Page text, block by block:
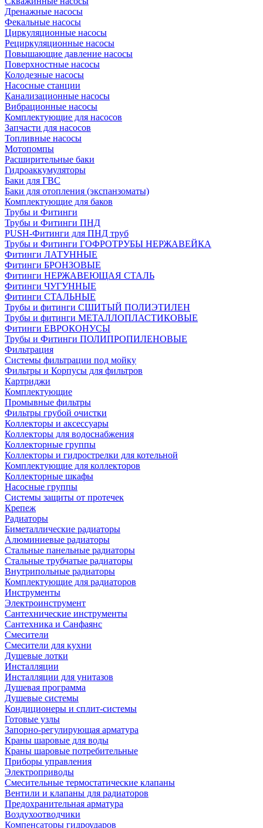
Дренажные насосы
Фекальные насосы
Циркуляционные насосы
Рециркуляционные насосы
Повышающие давление насосы
Поверхностные насосы
Колодезные насосы
Насосные станции
Канализационные насосы
Вибрационные насосы
Комплектующие для насосов
Запчасти для насосов
Топливные насосы
Мотопомпы
Расширительные баки
Гидроаккумуляторы
Баки для ГВС
Баки для отопления (экспанзоматы)
Комплектующие для баков
Трубы и Фитинги
Трубы и Фитинги ПНД
PUSH-Фитинги для ПНД труб
Трубы и Фитинги ГОФРОТРУБЫ НЕРЖАВЕЙКА
Фитинги ЛАТУННЫЕ
Фитинги БРОНЗОВЫЕ
Фитинги НЕРЖАВЕЮЩАЯ СТАЛЬ
Фитинги ЧУГУННЫЕ
Фитинги СТАЛЬНЫЕ
Трубы и фитинги СШИТЫЙ ПОЛИЭТИЛЕН
Трубы и фитинги МЕТАЛЛОПЛАСТИКОВЫЕ
Фитинги ЕВРОКОНУСЫ
Трубы и Фитинги ПОЛИПРОПИЛЕНОВЫЕ
Фильтрация
Системы фильтрации под мойку
Фильтры и Корпусы для фильтров
Картриджи
Комплектующие
Промывные фильтры
Фильтры грубой очистки
Коллекторы и аксессуары
Коллекторы для водоснабжения
Коллекторные группы
Коллекторы и гидрострелки для котельной
Комплектующие для коллекторов
Коллекторные шкафы
Насосные группы
Системы защиты от протечек
Крепеж
Радиаторы
Биметаллические радиаторы
Алюминиевые радиаторы
Стальные панельные радиаторы
Стальные трубчатые радиаторы
Внутрипольные радиаторы
Комплектующие для радиаторов
Инструменты
Электроинструмент
Сантехнические инструменты
Сантехника и Санфаянс
Смесители
Смесители для кухни
Душевые лотки
Инсталляции
Инсталляции для унитазов
Душевая программа
Душевые системы
Кондиционеры и сплит-системы
Готовые узлы
Запорно-регулирующая арматура
Краны шаровые для воды
Краны шаровые потребительные
Приборы управления
Электроприводы
Смесительные термостатические клапаны
Вентили и клапаны для радиаторов
Предохранительная арматура
Воздухоотводчики
Компенсаторы гидроударов